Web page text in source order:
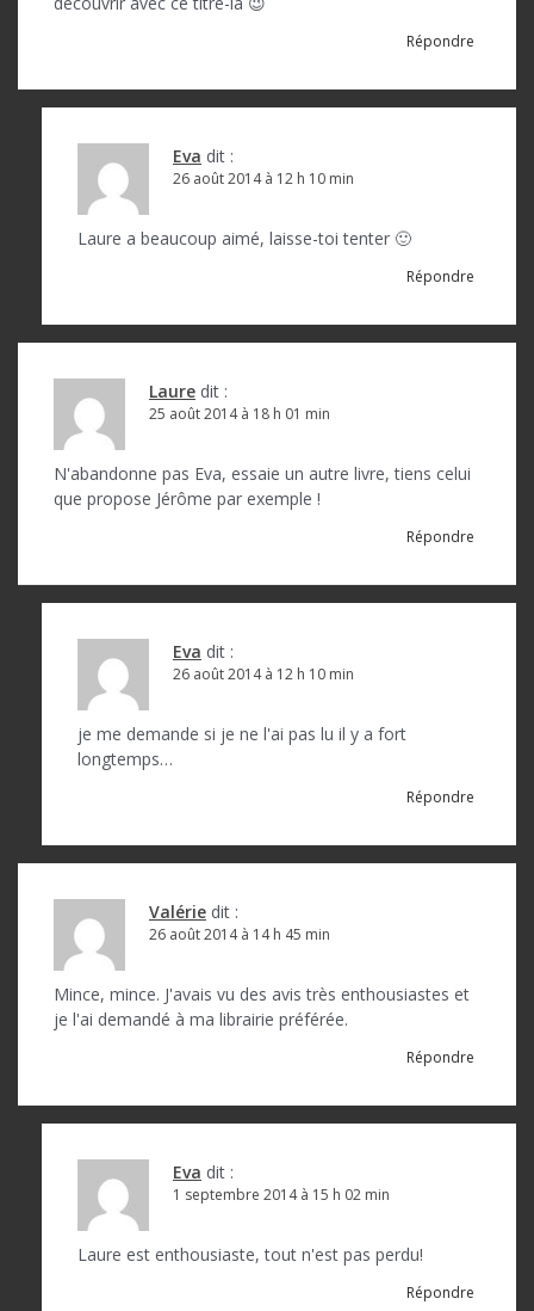
a
Répondre
Eva dit :
26 août 2014 à 12 h 10 min
Laure a beaucoup aimé, laisse-toi tenter 🙂
Répondre
Laure dit :
25 août 2014 à 18 h 01 min
N'abandonne pas Eva, essaie un autre livre, tiens celui
que propose Jérôme par exemple !
Répondre
Eva dit :
26 août 2014 à 12 h 10 min
je me demande si je ne l'ai pas lu il y a fort
longtemps…
Répondre
Valérie dit :
26 août 2014 à 14 h 45 min
Mince, mince. J'avais vu des avis très enthousiastes et
je l'ai demandé à ma librairie préférée.
Répondre
Eva dit :
1 septembre 2014 à 15 h 02 min
Laure est enthousiaste, tout n'est pas perdu!
Répondre